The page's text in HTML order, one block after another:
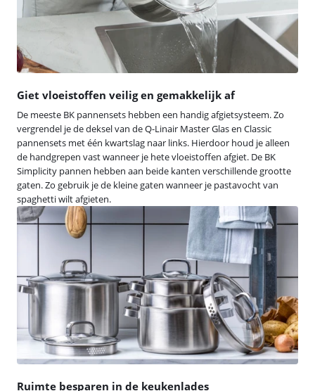
Giet vloeistoffen veilig en gemakkelijk af
De meeste BK pannensets hebben een handig afgietsysteem. Zo
vergrendel je de deksel van de Q-Linair Master Glas en Classic
pannensets met één kwartslag naar links. Hierdoor houd je alleen
de handgrepen vast wanneer je hete vloeistoffen afgiet. De BK
Simplicity pannen hebben aan beide kanten verschillende grootte
gaten. Zo gebruik je de kleine gaten wanneer je pastavocht van
spaghetti wilt afgieten.
Ruimte besparen in de keukenlades